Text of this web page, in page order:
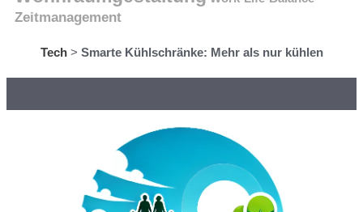
Zeitmanagement
Tech> Smarte Kühlschränke: Mehr als nur kühlen